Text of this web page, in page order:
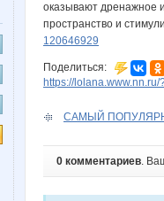
оказывают дренажное
пространство и
120646929
Поделиться:
https://
САМЫЙ
0 комментариев.